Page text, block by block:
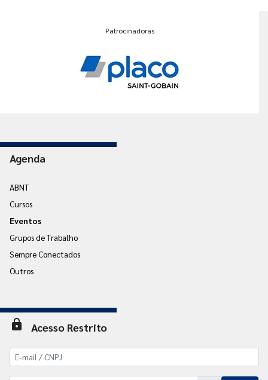
Patrocinadoras
Agenda
ABNT
Cursos
Eventos
Grupos de Trabalho
Sempre Conectados
Outros
lock Acesso Restrito